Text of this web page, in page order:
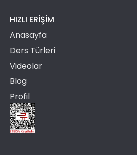
HIZLI ERIŞIM
Anasayfa
Ders Türleri
Videolar
Blog
Profil